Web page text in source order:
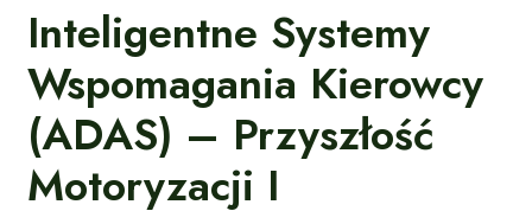
Inteligentne Systemy
Wspomagania Kierowcy
(ADAS) – Przyszłość
Motoryzacji I